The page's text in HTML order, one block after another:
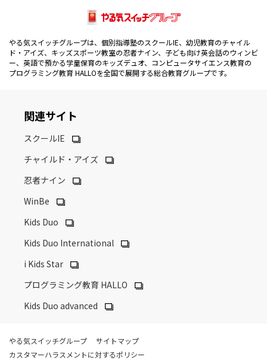
やる気スイッチグループは、個別指導塾のスクールIE、幼児教育のチャイル
ド・アイズ、キッズスポーツ教室の忍者ナイン、子ども向け英会話のウィンビ
ー、英語で預かる学童保育のキッズデュオ、コンピュータサイエンス教育の
プログラミング教育 HALLOを全国で展開する総合教育グループです。
関連サイト
スクールIE
チャイルド・アイズ
忍者ナイン
WinBe
Kids Duo
Kids Duo International
i Kids Star
プログラミング教育 HALLO
Kids Duo advanced
やる気スイッチグループ
サイトマップ
カスタマーハラスメントに対するポリシー